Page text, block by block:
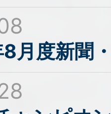
月度新聞